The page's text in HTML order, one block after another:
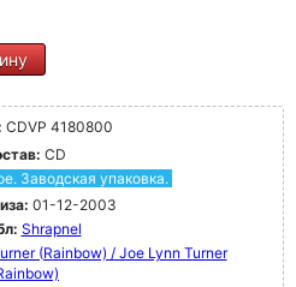
CDVP 4180800
CD
Заводская упаковка.
01-12-2003
Shrapnel
(Rainbow) / Joe Lynn Turner